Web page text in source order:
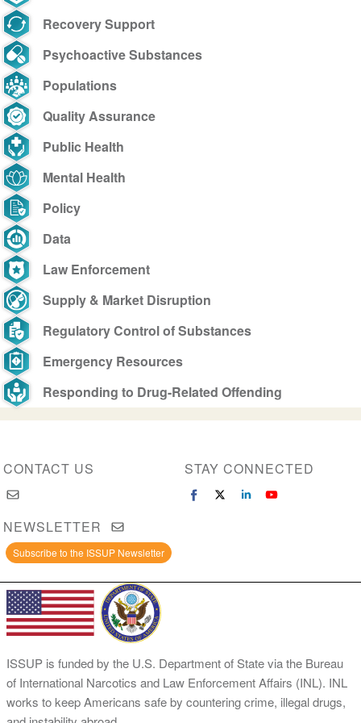
Recovery Support
Psychoactive Substances
Populations
Quality Assurance
Public Health
Mental Health
Policy
Data
Law Enforcement
Supply & Market Disruption
Regulatory Control of Substances
Emergency Resources
Responding to Drug-Related Offending
CONTACT US STAY CONNECTED
NEWSLETTER
Subscribe to the ISSUP Newsletter
ISSUP is funded by the U.S. Department of State via the Bureau
of International Narcotics and Law Enforcement Affairs (INL). INL
works to keep Americans safe by countering crime, illegal drugs,